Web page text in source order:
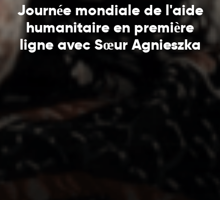
Journée mondiale de l'aide
humanitaire en première
ligne avec Sœur Agnieszka